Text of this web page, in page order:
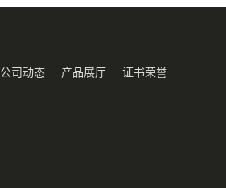
公司动态 产品展厅 证书荣誉